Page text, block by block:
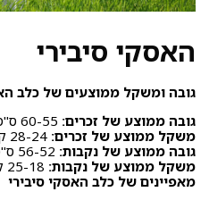
האסקי סיבירי
גובה ומשקל ממוצעים של כלב
גובה ממוצע של זכרים: 60-55 ס"מ
משקל ממוצע של זכרים: 28-24 ק"ג
גובה ממוצע של נקבות: 56-52 ס"מ
משקל ממוצע של נקבות: 25-18 ק"ג
מאפיינים של כלב האסקי סיבירי